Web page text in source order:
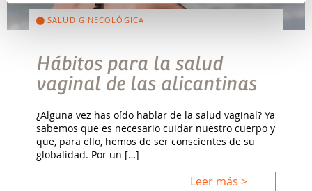
SALUD GINECOLÓGICA
Hábitos para la salud
vaginal de las alicantinas
¿Alguna vez has oído hablar de la salud vaginal? Ya
sabemos que es necesario cuidar nuestro cuerpo y
que, para ello, hemos de ser conscientes de su
globalidad. Por un […]
Leer más >